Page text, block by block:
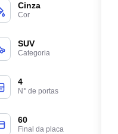
Cinza
Cor
SUV
Categoria
4
N° de portas
60
Final da placa